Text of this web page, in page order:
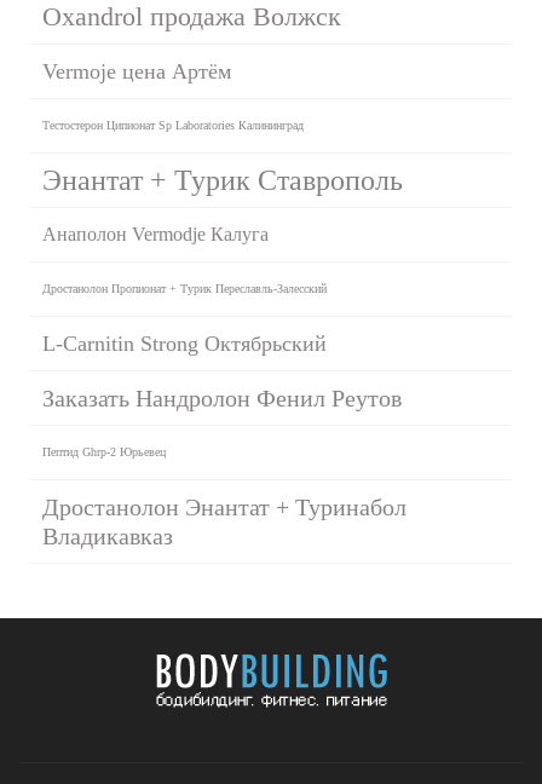
Oxandrol продажа Волжск
Vermoje цена Артём
Тестостерон Ципионат Sp Laboratories Калининград
Энантат + Турик Ставрополь
Анаполон Vermodje Калуга
Дростанолон Пропионат + Турик Переславль-Залесский
L-Carnitin Strong Октябрьский
Заказать Нандролон Фенил Реутов
Пептид Ghrp-2 Юрьевец
Дростанолон Энантат + Туринабол
Владикавказ